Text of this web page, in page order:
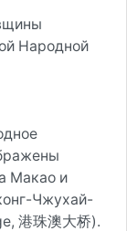
Народной
Макао и
Чжухай-
港珠澳大桥).